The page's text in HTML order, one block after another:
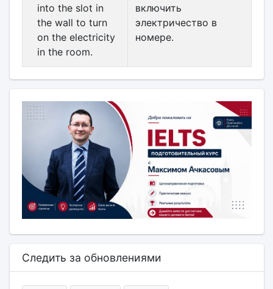
into the slot in
the wall to turn
on the electricity
in the room.
включить
электричество в
номере.
Следить за обновлениями